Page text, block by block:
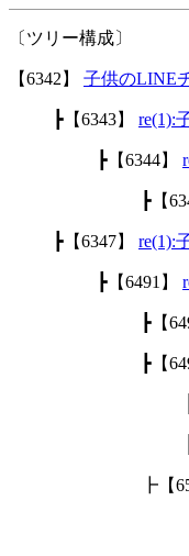
〔ツリー構成〕
【6342】 子供のLINE
┣【6343】 re(1):
┣【6344】
┣【
┣【6347】 re(1):
┣【6491】
┣【
┣【
┣【